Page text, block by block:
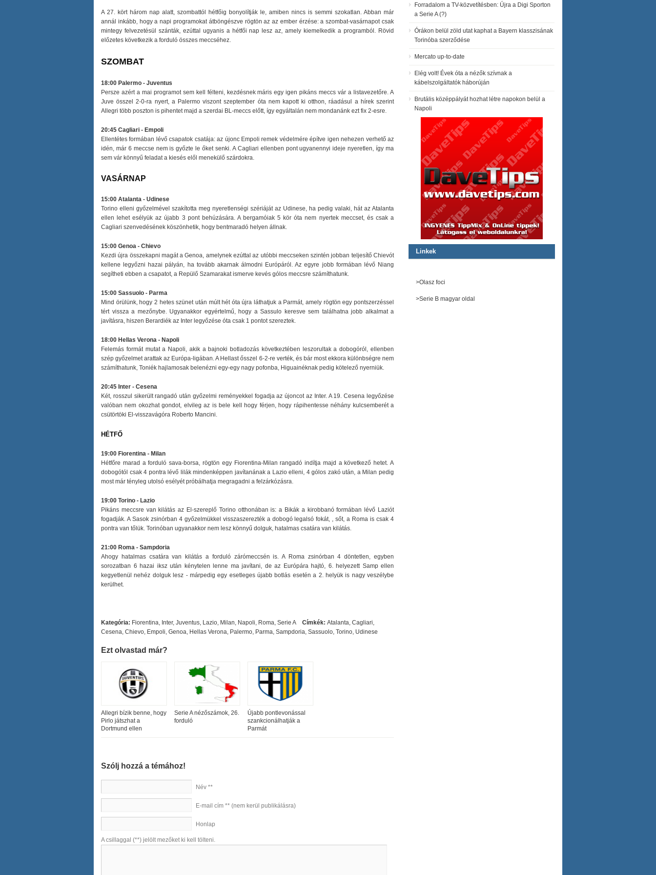
A 27. kört három nap alatt, szombattól hétfőig bonyolítják le, amiben nincs is semmi szokatlan. Abban már
annál inkább, hogy a napi programokat átböngészve rögtön az az ember érzése: a szombat-vasárnapot csak
mintegy felvezetésül szánták, ezúttal ugyanis a hétfői nap lesz az, amely kiemelkedik a programból. Rövid
előzetes következik a forduló összes meccséhez.
SZOMBAT
18:00 Palermo - Juventus
Persze azért a mai programot sem kell félteni, kezdésnek máris egy igen pikáns meccs vár a listavezetőre. A
Juve összel 2-0-ra nyert, a Palermo viszont szeptember óta nem kapott ki otthon, ráadásul a hírek szerint
Allegri több poszton is pihentet majd a szerdai BL-meccs előtt, így egyáltalán nem mondanánk ezt fix 2-esre.
20:45 Cagliari - Empoli
Ellentétes formában lévő csapatok csatája: az újonc Empoli remek védelmére építve igen nehezen verhető az
idén, már 6 meccse nem is győzte le őket senki. A Cagliari ellenben pont ugyanennyi ideje nyeretlen, így ma
sem vár könnyű feladat a kiesés elől menekülő szárdokra.
VASÁRNAP
15:00 Atalanta - Udinese
Torino elleni győzelmével szakította meg nyeretlenségi szériáját az Udinese, ha pedig valaki, hát az Atalanta
ellen lehet esélyük az újabb 3 pont behúzására. A bergamóiak 5 kör óta nem nyertek meccset, és csak a
Cagliari szenvedésének köszönhetik, hogy bentmaradó helyen állnak.
15:00 Genoa - Chievo
Kezdi újra összekapni magát a Genoa, amelynek ezúttal az utóbbi meccseken szintén jobban teljesítő Chievót
kellene legyőzni hazai pályán, ha tovább akarnak álmodni Európáról. Az egyre jobb formában lévő Niang
segítheti ebben a csapatot, a Repülő Szamarakat ismerve kevés gólos meccsre számíthatunk.
15:00 Sassuolo - Parma
Mind örülünk, hogy 2 hetes szünet után múlt hét óta újra láthatjuk a Parmát, amely rögtön egy pontszerzéssel
tért vissza a mezőnybe. Ugyanakkor egyértelmű, hogy a Sassulo keresve sem találhatna jobb alkalmat a
javításra, hiszen Berardiék az Inter legyőzése óta csak 1 pontot szereztek.
18:00 Hellas Verona - Napoli
Felemás formát mutat a Napoli, akik a bajnoki botladozás következtében leszorultak a dobogóról, ellenben
szép győzelmet arattak az Európa-ligában. A Hellast ősszel 6-2-re verték, és bár most ekkora különbségre nem
számíthatunk, Toniék hajlamosak belenézni egy-egy nagy pofonba, Higuainéknak pedig kötelező nyerniük.
20:45 Inter - Cesena
Két, rosszul sikerült rangadó után győzelmi reményekkel fogadja az újoncot az Inter. A 19. Cesena legyőzése
valóban nem okozhat gondot, elvileg az is bele kell hogy férjen, hogy rápihentesse néhány kulcsemberét a
csütörtöki El-visszavágóra Roberto Mancini.
HÉTFŐ
19:00 Fiorentina - Milan
Hétfőre marad a forduló sava-borsa, rögtön egy Fiorentina-Milan rangadó indítja majd a következő hetet. A
dobogótól csak 4 pontra lévő lilák mindenképpen javítanának a Lazio elleni, 4 gólos zakó után, a Milan pedig
most már tényleg utolsó esélyét próbálhatja megragadni a felzárkózásra.
19:00 Torino - Lazio
Pikáns meccsre van kilátás az El-szereplő Torino otthonában is: a Bikák a kirobbanó formában lévő Laziót
fogadják. A Sasok zsinórban 4 győzelmükkel visszaszerezték a dobogó legalsó fokát, , sőt, a Roma is csak 4
pontra van tőlük. Torinóban ugyanakkor nem lesz könnyű dolguk, hatalmas csatára van kilátás.
21:00 Roma - Sampdoria
Ahogy hatalmas csatára van kilátás a forduló zárómeccsén is. A Roma zsinórban 4 döntetlen, egyben
sorozatban 6 hazai iksz után kénytelen lenne ma javítani, de az Európára hajtó, 6. helyezett Samp ellen
kegyetlenül nehéz dolguk lesz - márpedig egy esetleges újabb botlás esetén a 2. helyük is nagy veszélybe
kerülhet.
Kategória: Fiorentina, Inter, Juventus, Lazio, Milan, Napoli, Roma, Serie A Címkék: Atalanta, Cagliari,
Cesena, Chievo, Empoli, Genoa, Hellas Verona, Palermo, Parma, Sampdoria, Sassuolo, Torino, Udinese
Ezt olvastad már?
Allegri bízik benne, hogy
Pirlo játszhat a
Dortmund ellen
Serie A nézőszámok, 26.
forduló
Újabb pontlevonással
szankcionálhatják a
Parmát
Szólj hozzá a témához!
Név **
E-mail cím ** (nem kerül publikálásra)
Honlap
A csillaggal (**) jelölt mezőket ki kell tölteni.
Forradalom a TV-közvetítésben: Újra a Digi Sporton
a Serie A (?)
Órákon belül zöld utat kaphat a Bayern klasszisának
Torinóba szerződése
Mercato up-to-date
Elég volt! Évek óta a nézők szívnak a
kábelszolgáltatók háborúján
Brutális középpályát hozhat létre napokon belül a
Napoli
Linkek
>Olasz foci
>Serie B magyar oldal